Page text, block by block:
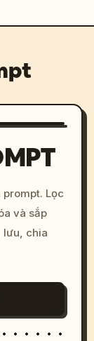
Lọc
và sắp
lưu, chia